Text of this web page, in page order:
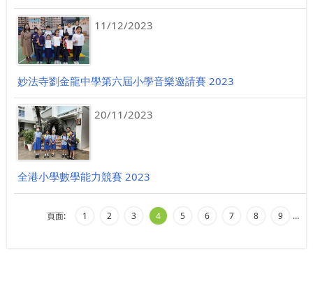
11/12/2023
妙法寺劉金龍中學第六屆小學音樂邀請賽 2023
20/11/2023
全港小學數學能力競賽 2023
頁面: 1 2 3 4 5 6 7 8 9 …